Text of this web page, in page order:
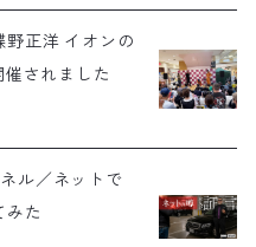
正洋 イオンの
されました
ル／ネットで
みた